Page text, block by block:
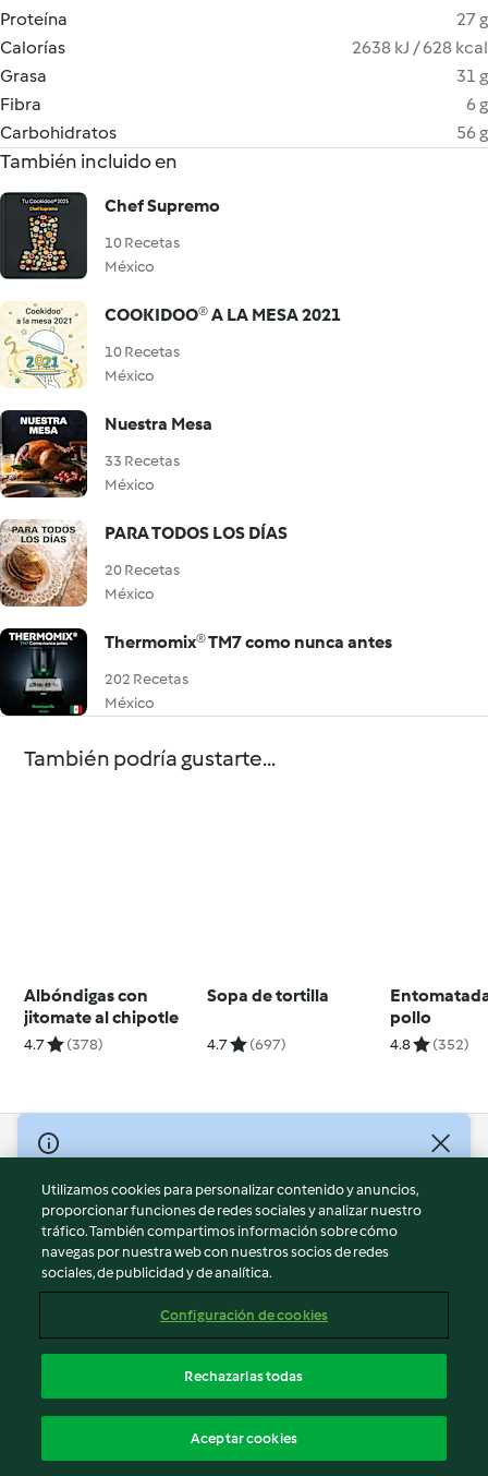
Proteína
27 g
Calorías
2638 kJ / 628 kcal
Grasa
31 g
Fibra
6 g
Carbohidratos
56 g
También incluido en
Chef Supremo
10 Recetas
México
COOKIDOO® A LA MESA 2021
10 Recetas
México
Nuestra Mesa
33 Recetas
México
PARA TODOS LOS DÍAS
20 Recetas
México
Thermomix® TM7 como nunca antes
202 Recetas
México
También podría gustarte...
Albóndigas con
jitomate al chipotle
4.7 (378)
Sopa de tortilla
4.7 (697)
pollo
4.8 (352)
© Copyright 2026
Términos de uso
Política de privacidad
Aviso legal
Información legal
Reportar contenido
Declaración de accesibilidad
Utilizamos cookies para personalizar contenido y anuncios,
proporcionar funciones de redes sociales y analizar nuestro
tráfico. También compartimos información sobre cómo
navegas por nuestra web con nuestros socios de redes
sociales, de publicidad y de analítica.
Configuración de cookies
Rechazarlas todas
Aceptar cookies